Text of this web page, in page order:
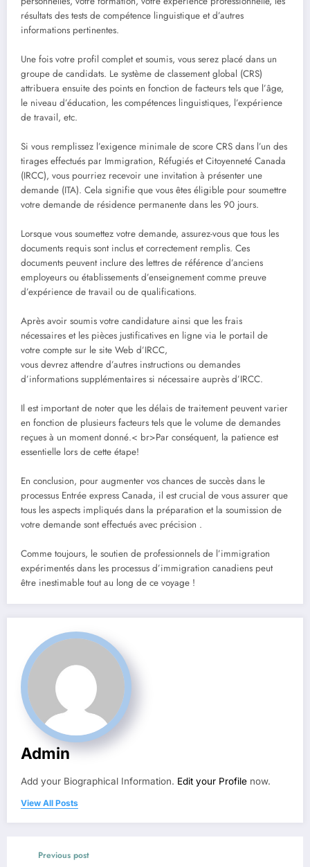
résultats des tests de compétence linguistique et d’autres
informations pertinentes.
Une fois votre profil complet et soumis, vous serez placé dans un
groupe de candidats. Le système de classement global (CRS)
attribuera ensuite des points en fonction de facteurs tels que l’âge,
le niveau d’éducation, les compétences linguistiques, l’expérience
de travail, etc.
Si vous remplissez l’exigence minimale de score CRS dans l’un des
tirages effectués par Immigration, Réfugiés et Citoyenneté Canada
(IRCC), vous pourriez recevoir une invitation à présenter une
demande (ITA). Cela signifie que vous êtes éligible pour soumettre
votre demande de résidence permanente dans les 90 jours.
Lorsque vous soumettez votre demande, assurez-vous que tous les
documents requis sont inclus et correctement remplis. Ces
documents peuvent inclure des lettres de référence d’anciens
employeurs ou établissements d’enseignement comme preuve
d’expérience de travail ou de qualifications.
Après avoir soumis votre candidature ainsi que les frais
nécessaires et les pièces justificatives en ligne via le portail de
votre compte sur le site Web d’IRCC,
vous devrez attendre d’autres instructions ou demandes
d’informations supplémentaires si nécessaire auprès d’IRCC.
Il est important de noter que les délais de traitement peuvent varier
en fonction de plusieurs facteurs tels que le volume de demandes
reçues à un moment donné.< br>Par conséquent, la patience est
essentielle lors de cette étape!
En conclusion, pour augmenter vos chances de succès dans le
processus Entrée express Canada, il est crucial de vous assurer que
tous les aspects impliqués dans la préparation et la soumission de
votre demande sont effectués avec précision .
Comme toujours, le soutien de professionnels de l’immigration
expérimentés dans les processus d’immigration canadiens peut
être inestimable tout au long de ce voyage !
Admin
Add your Biographical Information. Edit your Profile now.
View All Posts
Previous post